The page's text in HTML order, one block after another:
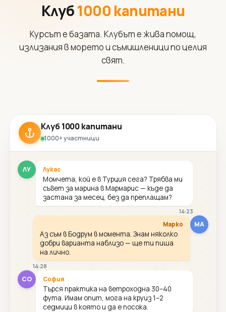
Клуб1000 капитани
Курсът е базата. Клубът е жива помощ,
излизания в морето и съмишленици по целия
свят.
Клуб 1000 капитани
1000+ участници
ЛУ Лукас
Момчета, кой е в Турция сега? Трябва ми
съвет за марина в Мармарис — къде да
застана за месец, без да преплащам?
14:23
МА
Марко
Аз съм в Бодрум в момента. Знам няколко
добри варианта наблизо — ще ти пиша
на лично.
14:28
СО София
Търся практика на ветроходна 30–40
фута. Имам опит, мога на круиз 1–2
седмици в която и да е посока.